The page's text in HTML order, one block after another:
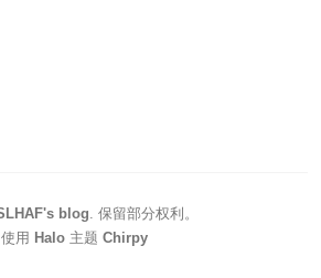
blog
保留部分权利。
使用 Halo主题 Chirpy